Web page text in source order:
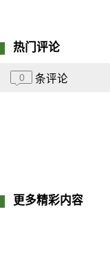
热门评论
0 条评论
更多精彩内容